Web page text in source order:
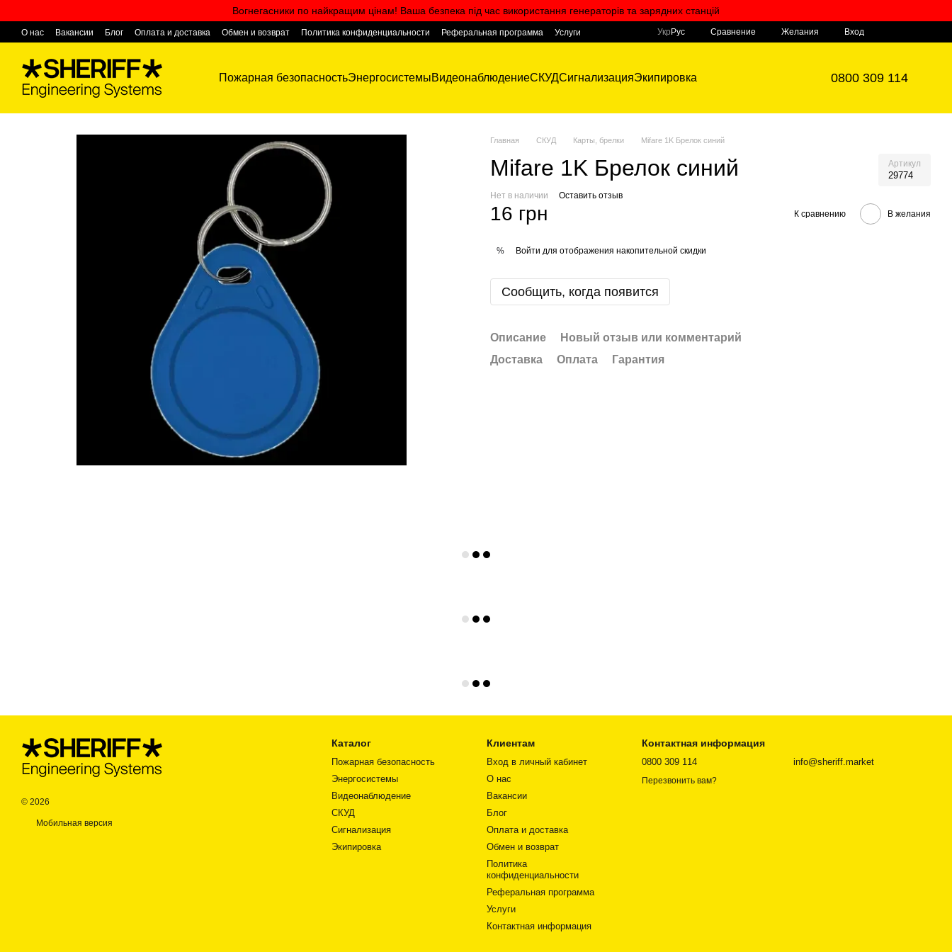
Вогнегасники по найкращим цінам! Ваша безпека під час використання генераторів та зарядних станцій
О нас Вакансии Блог Оплата и доставка Обмен и возврат Политика конфиденциальности Реферальная программа
Услуги
Укр Рус Сравнение Желания Вход
Пожарная безопасностьЭнергосистемыВидеонаблюдениеСКУДСигнализацияЭкипировка 0800 309 114
Главная СКУД Карты, брелки Mifare 1K Брелок синий
Mifare 1K Брелок синий Артикул
29774
Нет в наличии Оставить отзыв
16 грн К сравнению В желания
% Войти для отображения накопительной скидки
Сообщить, когда появится
Описание
Новый отзыв или комментарий
Доставка
Оплата Гарантия
© 2026
Мобильная версия
Каталог
Пожарная безопасность
Энергосистемы
Видеонаблюдение
СКУД
Сигнализация
Экипировка
Клиентам
Вход в личный кабинет
О нас
Вакансии
Блог
Оплата и доставка
Обмен и возврат
Политика
конфиденциальности
Реферальная программа
Услуги
Контактная информация
Контактная информация
0800 309 114
Перезвонить вам?
info@sheriff.market